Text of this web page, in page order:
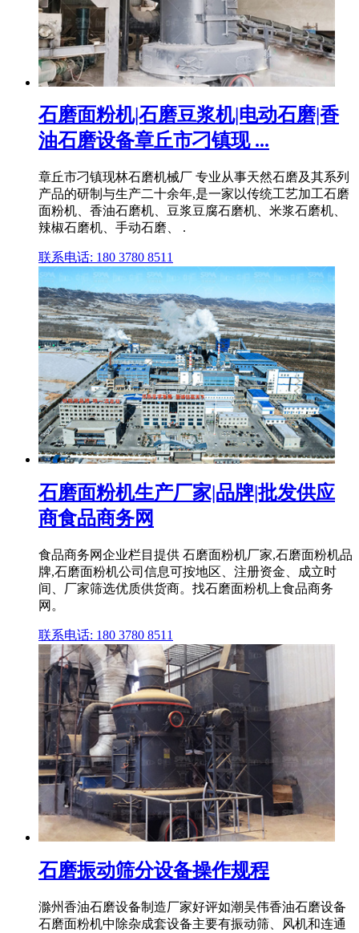
石磨面粉机|石磨豆浆机|电动石磨|香
油石磨设备章丘市刁镇现 ...
章丘市刁镇现林石磨机械厂 专业从事天然石磨及其系列
产品的研制与生产二十余年,是一家以传统工艺加工石磨
面粉机、香油石磨机、豆浆豆腐石磨机、米浆石磨机、
辣椒石磨机、手动石磨、 .
联系电话: 180 3780 8511
石磨面粉机生产厂家|品牌|批发供应
商食品商务网
食品商务网企业栏目提供 石磨面粉机厂家,石磨面粉机品
牌,石磨面粉机公司信息可按地区、注册资金、成立时
间、厂家筛选优质供货商。找石磨面粉机上食品商务
网。
联系电话: 180 3780 8511
石磨振动筛分设备操作规程
滁州香油石磨设备制造厂家好评如潮吴伟香油石磨设备
石磨面粉机中除杂成套设备主要有振动筛、风机和连通